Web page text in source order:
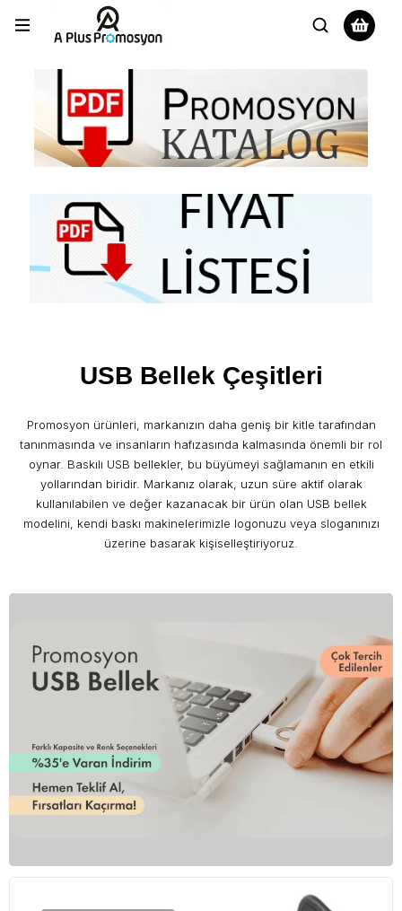
USB Bellek Çeşitleri
Promosyon ürünleri, markanızın daha geniş bir kitle tarafından
tanınmasında ve insanların hafızasında kalmasında önemli bir rol
oynar. Baskılı USB bellekler, bu büyümeyi sağlamanın en etkili
yollarından biridir. Markanız olarak, uzun süre aktif olarak
kullanılabilen ve değer kazanacak bir ürün olan USB bellek
modelini, kendi baskı makinelerimizle logonuzu veya sloganınızı
üzerine basarak kişiselleştiriyoruz.